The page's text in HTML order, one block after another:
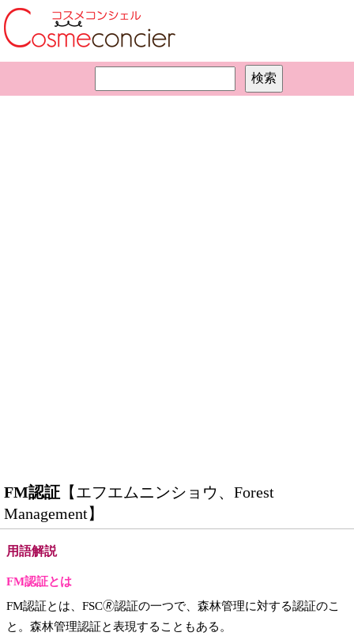
FM認証 【エフエムニンショウ、Forest
Management】
用語解説
FM認証とは
FM認証とは、FSC🄬認証の一つで、森林管理に対する認証のこ
と。森林管理認証と表現することもある。